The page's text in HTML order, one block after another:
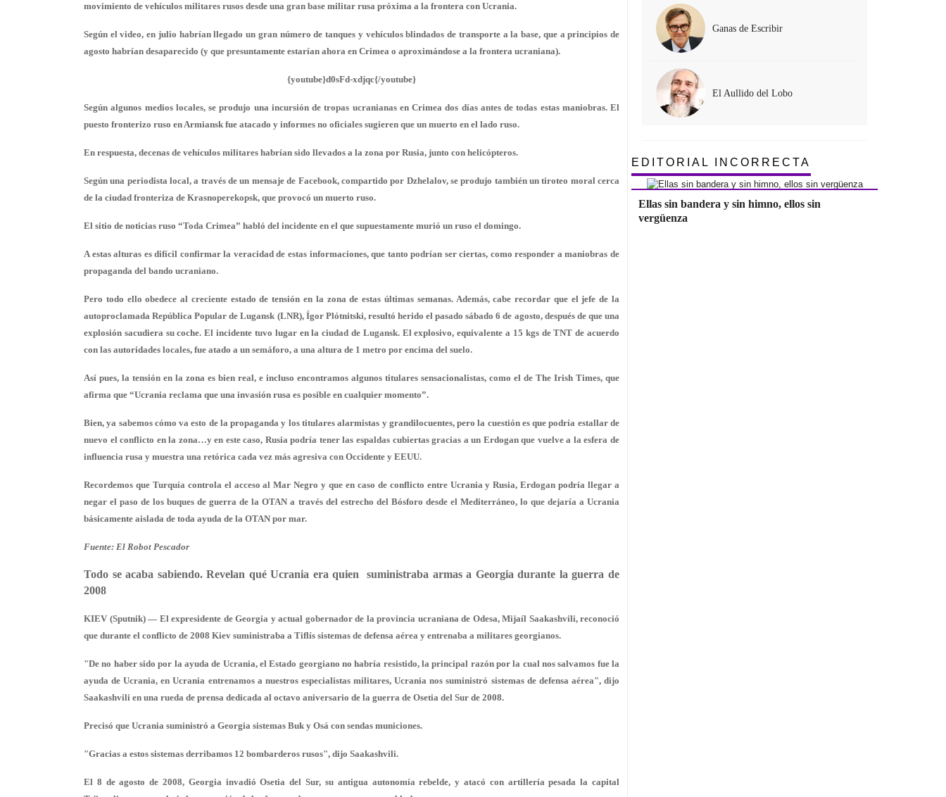
movimiento de vehículos militares rusos desde una gran base militar rusa próxima a la frontera con Ucrania.
Según el video, en julio habrían llegado un gran número de tanques y vehículos blindados de transporte a la base, que a principios de
agosto habrían desaparecido (y que presuntamente estarían ahora en Crimea o aproximándose a la frontera ucraniana).
{youtube}d0sFd-xdjqc{/youtube}
Según algunos medios locales, se produjo una incursión de tropas ucranianas en Crimea dos días antes de todas estas maniobras. El
puesto fronterizo ruso en Armiansk fue atacado y informes no oficiales sugieren que un muerto en el lado ruso.
En respuesta, decenas de vehículos militares habrían sido llevados a la zona por Rusia, junto con helicópteros.
Según una periodista local, a través de un mensaje de Facebook, compartido por Dzhelalov, se produjo también un tiroteo moral cerca
de la ciudad fronteriza de Krasnoperekopsk, que provocó un muerto ruso.
El sitio de noticias ruso “Toda Crimea” habló del incidente en el que supuestamente murió un ruso el domingo.
A estas alturas es difícil confirmar la veracidad de estas informaciones, que tanto podrían ser ciertas, como responder a maniobras de
propaganda del bando ucraniano.
Pero todo ello obedece al creciente estado de tensión en la zona de estas últimas semanas. Además, cabe recordar que el jefe de la
autoproclamada República Popular de Lugansk (LNR), Ígor Plótnitski, resultó herido el pasado sábado 6 de agosto, después de que una
explosión sacudiera su coche. El incidente tuvo lugar en la ciudad de Lugansk. El explosivo, equivalente a 15 kgs de TNT de acuerdo
con las autoridades locales, fue atado a un semáforo, a una altura de 1 metro por encima del suelo.
Así pues, la tensión en la zona es bien real, e incluso encontramos algunos titulares sensacionalistas, como el de The Irish Times, que
afirma que “Ucrania reclama que una invasión rusa es posible en cualquier momento”.
Bien, ya sabemos cómo va esto de la propaganda y los titulares alarmistas y grandilocuentes, pero la cuestión es que podría estallar de
nuevo el conflicto en la zona…y en este caso, Rusia podría tener las espaldas cubiertas gracias a un Erdogan que vuelve a la esfera de
influencia rusa y muestra una retórica cada vez más agresiva con Occidente y EEUU.
Recordemos que Turquía controla el acceso al Mar Negro y que en caso de conflicto entre Ucrania y Rusia, Erdogan podría llegar a
negar el paso de losbuques de guerra de la OTAN a través del estrecho del Bósforo desde el Mediterráneo, lo que dejaría a Ucrania
básicamente aislada de toda ayuda de la OTAN por mar.
Fuente: El Robot Pescador
Todo se acaba sabiendo. Revelan qué Ucrania era quien suministraba armas a Georgia durante la guerra de
2008
KIEV (Sputnik) — El expresidente de Georgia y actual gobernador de la provincia ucraniana de Odesa, Mijaíl Saakashvili, reconoció
que durante el conflicto de 2008 Kiev suministraba a Tiflís sistemas de defensa aérea y entrenaba a militares georgianos.
"De no haber sido por la ayuda de Ucrania, el Estado georgiano no habría resistido, la principal razón por la cual nos salvamos fue la
ayuda de Ucrania, en Ucrania entrenamos a nuestros especialistas militares, Ucrania nos suministró sistemas de defensa aérea", dijo
Saakashvili en una rueda de prensa dedicada al octavo aniversario de la guerra de Osetia del Sur de 2008.
Precisó que Ucrania suministró a Georgia sistemas Buk y Osá con sendas municiones.
"Gracias a estos sistemas derribamos 12 bombarderos rusos", dijo Saakashvili.
El 8 de agosto de 2008, Georgia invadió Osetia del Sur, su antigua autonomía rebelde, y atacó con artillería pesada la capital
Ganas de Escribir
El Aullido del Lobo
EDITORIAL INCORRECTA
Ellas sin bandera y sin himno, ellos sin
vergüenza